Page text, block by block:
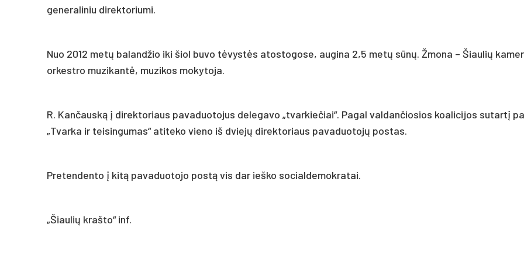
generaliniu direktoriumi.
Nuo 2012 metų balandžio iki šiol buvo tėvystės atostogose, augina 2,5 metų sūnų. Žmona – Šiaulių
orkestro muzikantė, muzikos mokytoja.
R. Kančauską į direktoriaus pavaduotojus delegavo „tvarkiečiai“. Pagal valdančiosios koalicijos sutartį
„Tvarka ir teisingumas“ atiteko vieno iš dviejų direktoriaus pavaduotojų postas.
Pretendento į kitą pavaduotojo postą vis dar ieško socialdemokratai.
„Šiaulių krašto“ inf.